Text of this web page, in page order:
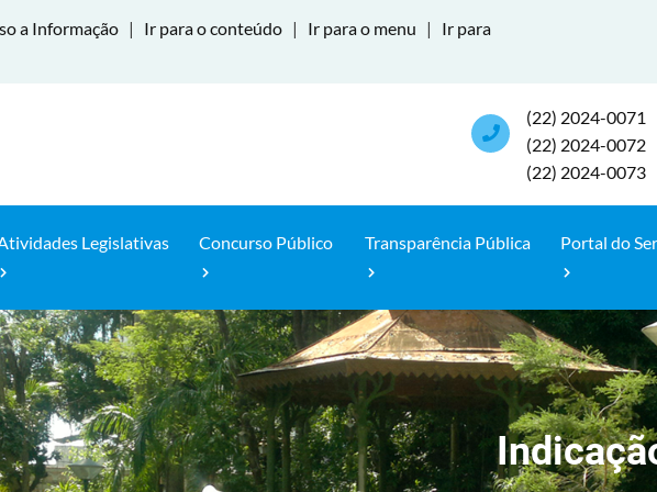
a Informação | Ir para o conteúdo | Ir para o menu |
Ir para
(22) 2024-0071
(22) 2024-0072
(22) 2024-0073
Legislativas Concurso Público Transparência Pública Portal do